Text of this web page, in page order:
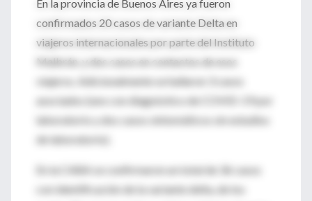
En la provincia de Buenos Aires ya fueron
confirmados 20 casos de variante Delta en
viajeros internacionales por parte del Instituto
Malbrán, y dos casos en contactos de esos
viajeros. Adicionalmente se hallaron 3 casos
asociados (uno con diagnóstico de COVID-19 por
laboratorio y dos casos sintomáticos sin estudios
de laboratorio).
En la CABA se confirmaron un total de 36 casos
con identificación de la variante delta, de los